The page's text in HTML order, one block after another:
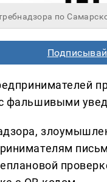
по
фальшивыми